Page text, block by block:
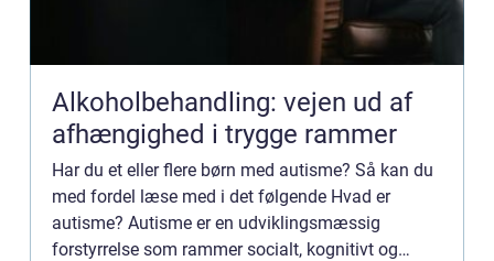
Alkoholbehandling: vejen ud af
afhængighed i trygge rammer
Har du et eller flere børn med autisme? Så kan du
med fordel læse med i det følgende Hvad er
autisme? Autisme er en udviklingsmæssig
forstyrrelse som rammer socialt, kognitivt og